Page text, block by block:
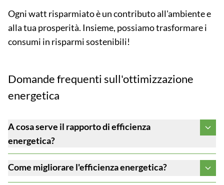
Ogni watt risparmiato è un contributo all'ambiente e
alla tua prosperità. Insieme, possiamo trasformare i
consumi in risparmi sostenibili!
Domande frequenti sull'ottimizzazione
energetica
A cosa serve il rapporto di efficienza
energetica?
Come migliorare l'efficienza energetica?